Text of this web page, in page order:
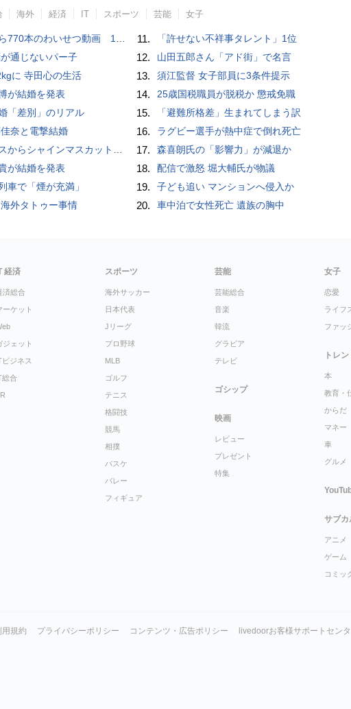
海外 経済 IT スポーツ 芸能 女子
に酒と薬飲ませ性的暴行か 54歳男を再逮捕 「薬もありますよ」とSNSで誘い出し
通じないパー子
に 寺田心の生活
が結婚を発表
「差別」のリアル
奈と電撃結婚
約200房を盗んだ疑い ネットで販売か 無職の男（42）逮捕 岡山県警
が結婚を発表
車で「煙が充満」
外タトゥー事情
11. 「許せない不祥事タレント」1位
12. 山田五郎さん「アド街」で名言
13. 須江監督 女子部員に3条件提示
14. 25歳国税職員が脱税か 懲戒免職
15. 「避難所格差」生まれてしまう訳
16. ラグビー選手が熱中症で倒れ死亡
17. 森喜朗氏の「影響力」が減退か
18. 配信で激怒 堀大輔氏が物議
19. 子ども追い マンションへ侵入か
20. 車中泊で女性死亡 遺族の胸中
経済
済総合
ーケット
ジェット
ビジネス
総合
スポーツ
海外サッカー
日本代表
Jリーグ
プロ野球
MLB
ゴルフ
テニス
格闘技
競馬
相撲
バスケ
バレー
フィギュア
芸能
芸能総合
音楽
韓流
グラビア
テレビ
ゴシップ
映画
レビュー
プレゼント
特集
女子
恋愛
ライフ
ファッ
トレン
本
教育・
からだ
マネー
車
グルメ
サブカ
アニメ
ゲーム
コミッ
用規約 プライバシーポリシー コンテンツ・広告ポリシー livedoorお客様サポートセン